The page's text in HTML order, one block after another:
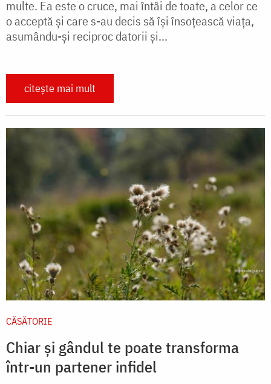
multe. Ea este o cruce, mai întâi de toate, a celor ce
o acceptă și care s-au decis să îşi însoţească viaţa,
asumându-şi reciproc datorii şi...
citește mai mult
CĂSĂTORIE
Chiar și gândul te poate transforma
într-un partener infidel